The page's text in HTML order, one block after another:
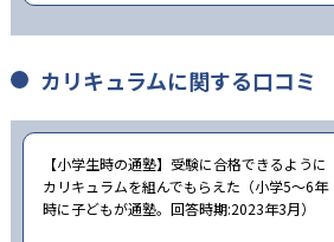
カリキュラムに関する口コミ
【小学生時の通塾】受験に合格できるように
カリキュラムを組んでもらえた（小学5〜6年
時に子どもが通塾。回答時期:2023年3月）